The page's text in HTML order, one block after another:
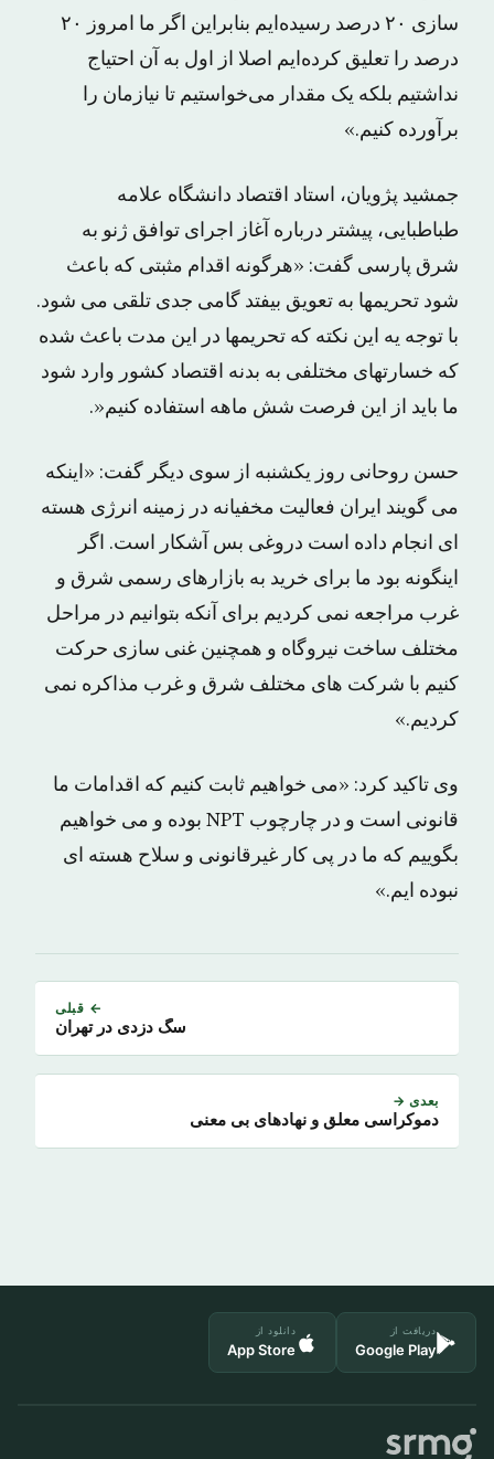
سازی ۲۰ درصد رسیده‌ایم بنابراین اگر ما امروز ۲۰
درصد را تعلیق کرده‌ایم اصلا از اول به آن احتیاج
نداشتیم بلکه یک مقدار می‌خواستیم تا نیازمان را
برآورده کنیم.»
جمشید پژویان، استاد اقتصاد دانشگاه علامه
طباطبایی، پیشتر درباره آغاز اجرای توافق ژنو به
شرق پارسی گفت: «هرگونه اقدام مثبتی که باعث
شود تحریمها به تعویق بیفتد گامی جدی تلقی می شود.
با توجه یه این نکته که تحریمها در این مدت باعث شده
که خسارتهای مختلفی به بدنه اقتصاد کشور وارد شود
ما باید از این فرصت شش ماهه استفاده کنیم«.
حسن روحانی روز یکشنبه از سوی دیگر گفت: «اینکه
می گویند ایران فعالیت مخفیانه در زمینه انرژی هسته
ای انجام داده است دروغی بس آشکار است. اگر
اینگونه بود ما برای خرید به بازارهای رسمی شرق و
غرب مراجعه نمی کردیم برای آنکه بتوانیم در مراحل
مختلف ساخت نیروگاه و همچنین غنی سازی حرکت
کنیم با شرکت های مختلف شرق و غرب مذاکره نمی
کردیم.»
وی تاکید کرد: «می خواهیم ثابت کنیم که اقدامات ما
قانونی است و در چارچوب NPT بوده و می خواهیم
بگوییم که ما در پی کار غیرقانونی و سلاح هسته ای
نبوده ایم.»
← قبلی
سگ دزدی در تهران
بعدی →
دموکراسی معلق و نهادهای بی معنی
دریافت از
Google Play
دانلود از
App Store